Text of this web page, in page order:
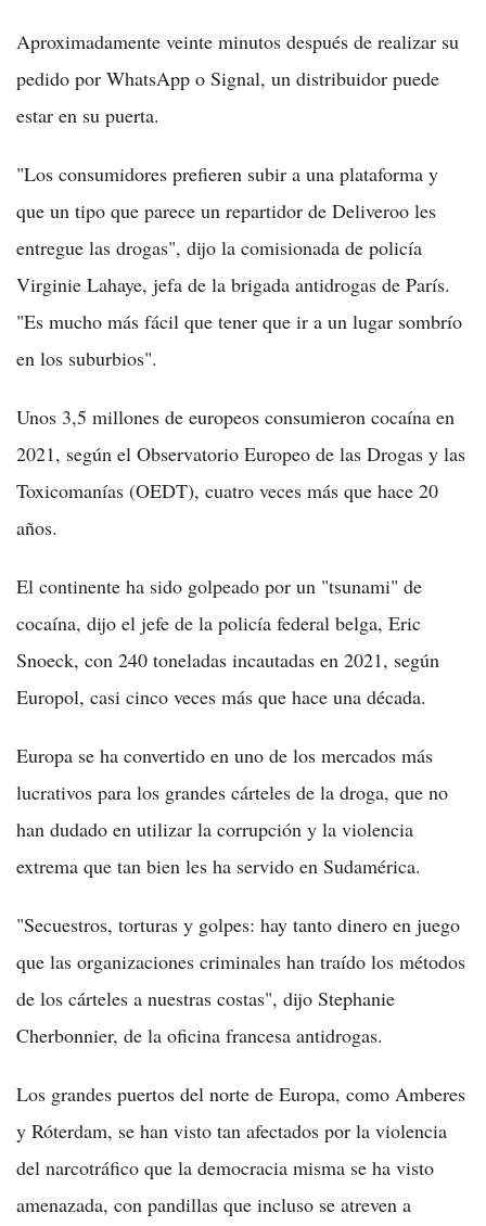
Aproximadamente veinte minutos después de realizar su
pedido por WhatsApp o Signal, un distribuidor puede
estar en su puerta.
"Los consumidores prefieren subir a una plataforma y
que un tipo que parece un repartidor de Deliveroo les
entregue las drogas", dijo la comisionada de policía
Virginie Lahaye, jefa de la brigada antidrogas de París.
"Es mucho más fácil que tener que ir a un lugar sombrío
en los suburbios".
Unos 3,5 millones de europeos consumieron cocaína en
2021, según el Observatorio Europeo de las Drogas y las
Toxicomanías (OEDT), cuatro veces más que hace 20
años.
El continente ha sido golpeado por un "tsunami" de
cocaína, dijo el jefe de la policía federal belga, Eric
Snoeck, con 240 toneladas incautadas en 2021, según
Europol, casi cinco veces más que hace una década.
Europa se ha convertido en uno de los mercados más
lucrativos para los grandes cárteles de la droga, que no
han dudado en utilizar la corrupción y la violencia
extrema que tan bien les ha servido en Sudamérica.
"Secuestros, torturas y golpes: hay tanto dinero en juego
que las organizaciones criminales han traído los métodos
de los cárteles a nuestras costas", dijo Stephanie
Cherbonnier, de la oficina francesa antidrogas.
Los grandes puertos del norte de Europa, como Amberes
y Róterdam, se han visto tan afectados por la violencia
del narcotráfico que la democracia misma se ha visto
amenazada, con pandillas que incluso se atreven a